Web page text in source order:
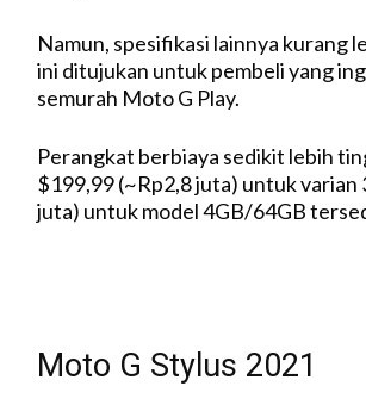
Namun, spesifikasi lainnya kurang
ini ditujukan untuk pembeli yang
semurah Moto G Play.
Perangkat berbiaya sedikit lebih
$199,99 (~Rp2,8 juta) untuk
juta) untuk model 4GB/64GB
Moto G Stylus 2021